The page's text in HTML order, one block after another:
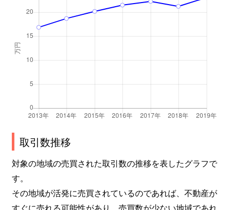
取引数推移
対象の地域の売買された取引数の推移を表したグラフで
す。
その地域が活発に売買されているのであれば、不動産が